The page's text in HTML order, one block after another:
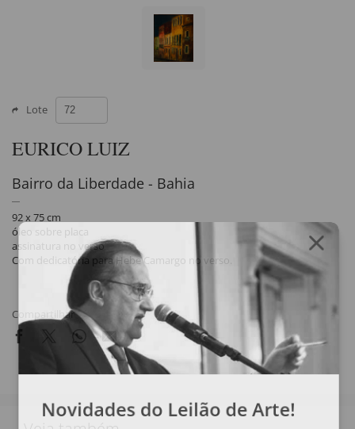
Lote
EURICO LUIZ
Bairro da Liberdade - Bahia
92 x 75 cm
óleo sobre placa
assinatura no verso
Com dedicatória para Hebe Camargo no verso.
Compartilhar
Novidades do Leilão de Arte!